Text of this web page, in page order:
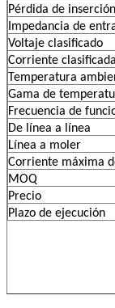
Pérdida de inserción
Impedancia de
Voltaje clasificado
Corriente clasificada
Temperatura
Gama de
Frecuencia de
De línea a línea
Línea a moler
Corriente máxima
MOQ
Precio
Plazo de ejecución